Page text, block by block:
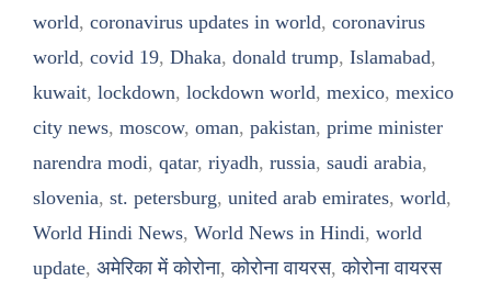
world, coronavirus updates in world, coronavirus
world, covid 19, Dhaka, donald trump, Islamabad,
kuwait, lockdown, lockdown world, mexico, mexico
city news, moscow, oman, pakistan, prime minister
narendra modi, qatar, riyadh, russia, saudi arabia,
slovenia, st. petersburg, united arab emirates, world,
World Hindi News, World News in Hindi, world
update, अमेरिका में कोरोना,कोरोना वायरस,कोरोना वायरस